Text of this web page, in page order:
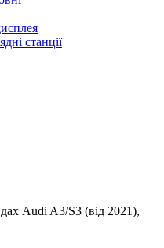
станції
Audi A3/S3 (від 2021),